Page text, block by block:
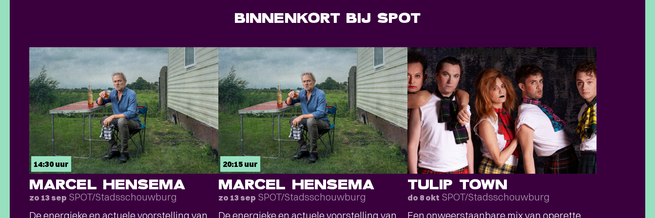
BINNENKORT BIJ SPOT
14:30 uur
MARCEL HENSEMA
zo 13 sep SPOT/Stadsschouwburg
De energieke en actuele voorstelling van
20:15 uur
MARCEL HENSEMA
zo 13 sep SPOT/Stadsschouwburg
De energieke en actuele voorstelling van
TULIP TOWN
do 8 okt SPOT/Stadsschouwburg
Een onweerstaanbare mix van operette,